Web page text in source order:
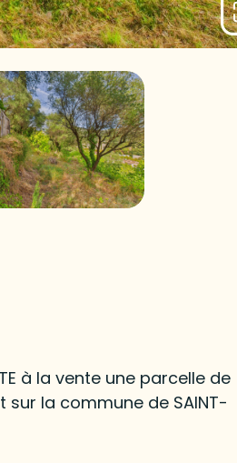
à la vente une parcelle de
la commune de SAINT-